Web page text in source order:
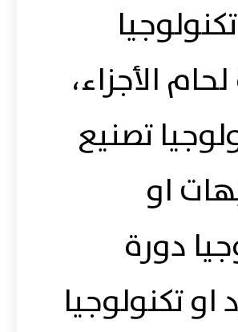
الأجزاء،
تصنيع
او
دورة
او تكنولوجيا